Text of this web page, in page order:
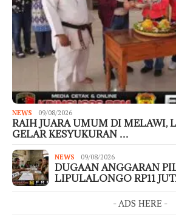
NEWS 09/08/2026
RAIH JUARA UMUM DI MELAWI,
GELAR KESYUKURAN …
NEWS 09/08/2026
DUGAAN ANGGARAN
LIPULALONGO RP11
- ADS HERE -